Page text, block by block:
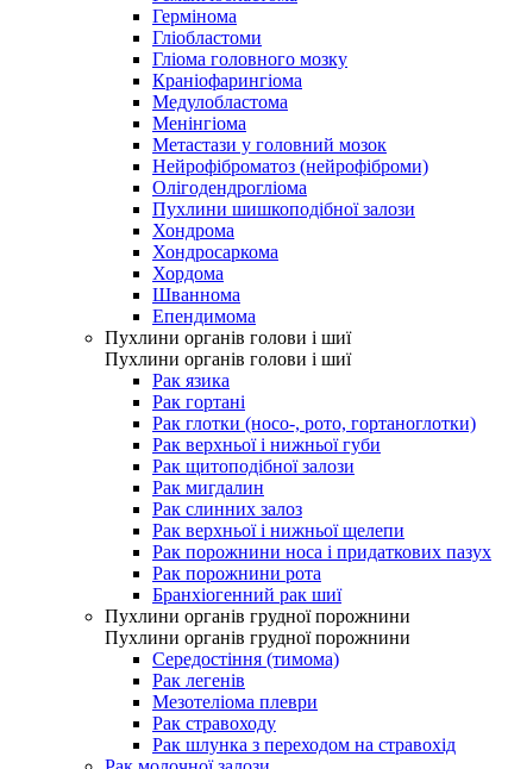
Гермінома
Гліобластоми
Гліома головного мозку
Краніофарингіома
Медулобластома
Менінгіома
Метастази у головний мозок
Нейрофіброматоз (нейрофіброми)
Олігодендрогліома
Пухлини шишкоподібної залози
Хондрома
Хондросаркома
Хордома
Шваннома
Епендимома
Пухлини органів голови і шиї
Пухлини органів голови і шиї
Рак язика
Рак гортані
Рак глотки (носо-, рото, гортаноглотки)
Рак верхньої і нижньої губи
Рак щитоподібної залози
Рак мигдалин
Рак слинних залоз
Рак верхньої і нижньої щелепи
Рак порожнини носа і придаткових пазух
Рак порожнини рота
Бранхіогенний рак шиї
Пухлини органів грудної порожнини
Пухлини органів грудної порожнини
Середостіння (тимома)
Рак легенів
Мезотеліома плеври
Рак стравоходу
Рак шлунка з переходом на стравохід